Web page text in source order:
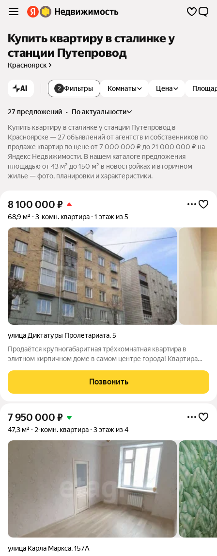
Купить квартиру в сталинке у
станции Путепровод
Красноярск
AI 2 Фильтры Комнаты Цена
27 предложений •
по актуальности
Купить квартиру в сталинке у станции Путепровод в
Красноярске — 27 объявлений от агентств и собственников по
продаже квартир по цене от 7 000 000 ₽ до 21 000 000 ₽ на
Яндекс Недвижимости. В нашем каталоге предложения
площадью от 43 м² до 150 м² в новостройках и вторичном
жилье — фото, планировки и характеристики.
8 100 000 ₽
68,9 м² 3-комн. квартира 1 этаж из 5
улица Диктатуры Пролетариата,5
Продаётся крупногабаритная трёхкомнатная квартира в
элитном кирпичном доме в самом центре города! Квартира
постройки. Толщина стен 1 метр, благодаря этому зимой тепло,
летом прохладно. Высота
Позвонить
7 950 000 ₽
47,3 м² 2-комн. квартира 3 этаж из 4
улица Карла Маркса,157А